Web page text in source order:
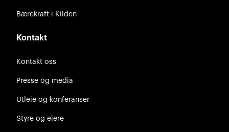
Bærekraft i Kilden
Kontakt
Kontakt oss
Presse og media
Utleie og konferanser
Styre og eiere